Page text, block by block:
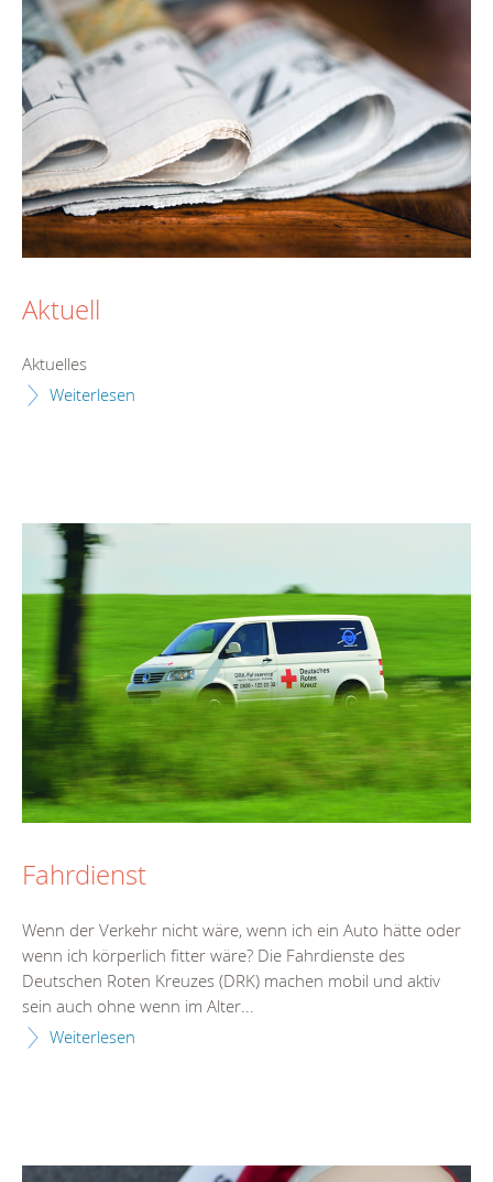
Aktuell
Aktuelles
Weiterlesen
Fahrdienst
Wenn der Verkehr nicht wäre, wenn ich ein Auto hätte oder
wenn ich körperlich fitter wäre? Die Fahrdienste des
Deutschen Roten Kreuzes (DRK) machen mobil und aktiv
sein auch ohne wenn im Alter...
Weiterlesen